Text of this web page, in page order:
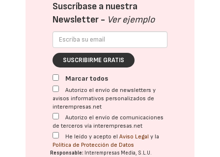
Suscríbase a nuestra
Newsletter - Ver ejemplo
SUSCRIBIRME GRATIS
Marcar todos
Autorizo el envío de newsletters y
avisos informativos personalizados de
interempresas.net
Autorizo el envío de comunicaciones
de terceros vía interempresas.net
He leído y acepto elAviso Legal y la
Política de Protección de Datos
Responsable: Interempresas Media, S.L.U.